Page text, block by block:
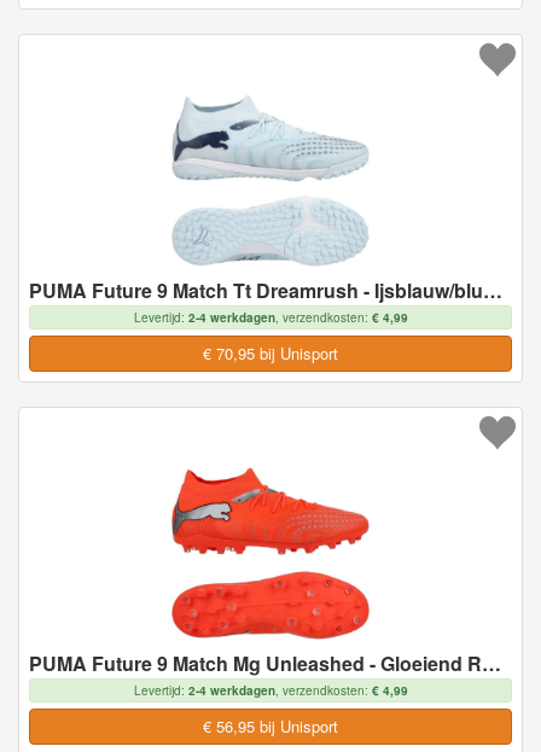
PUMA Future 9 Match Tt Dreamrush - Ijsblauw/blue Jewel - Turf (Tf), maat 43
Levertijd: 2-4 werkdagen, verzendkosten: € 4,99
€ 70,95 bij Unisport
PUMA Future 9 Match Mg Unleashed - Gloeiend Rood/wit/zwart/zilver - Multi Ground (Mg), maat 43
Levertijd: 2-4 werkdagen, verzendkosten: € 4,99
€ 56,95 bij Unisport